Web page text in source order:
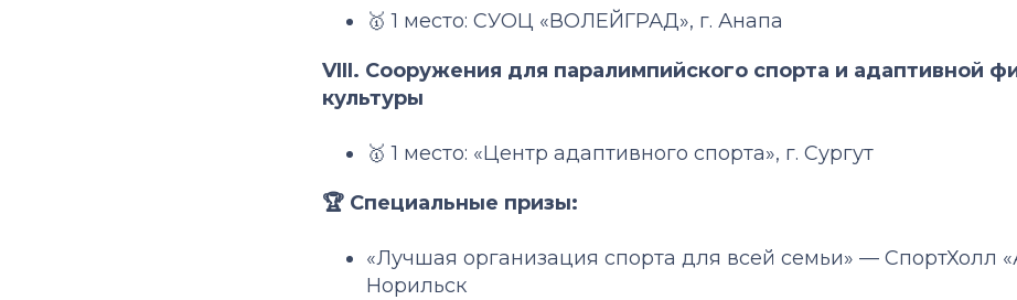
🥇 1 место: СУОЦ «ВОЛЕЙГРАД», г. Анапа
VIII. Сооружения для паралимпийского спорта и адаптивной
культуры
🥇 1 место: «Центр адаптивного спорта», г. Сургут
🏆 Специальные призы:
«Лучшая организация спорта для всей семьи» — СпортХолл
Норильск